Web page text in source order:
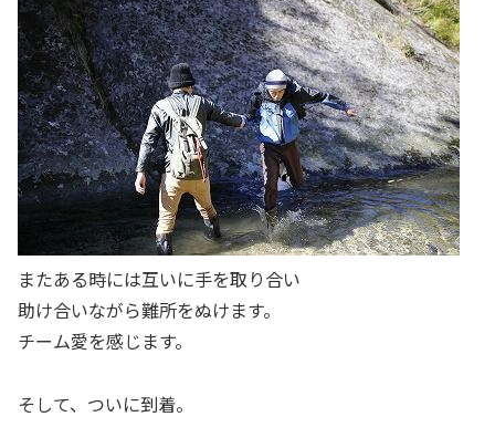
またある時には互いに手を取り合い
助け合いながら難所をぬけます。
チーム愛を感じます。
そして、ついに到着。